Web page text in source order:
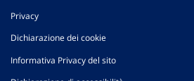
Privacy
Dichiarazione dei cookie
Informativa Privacy del sito